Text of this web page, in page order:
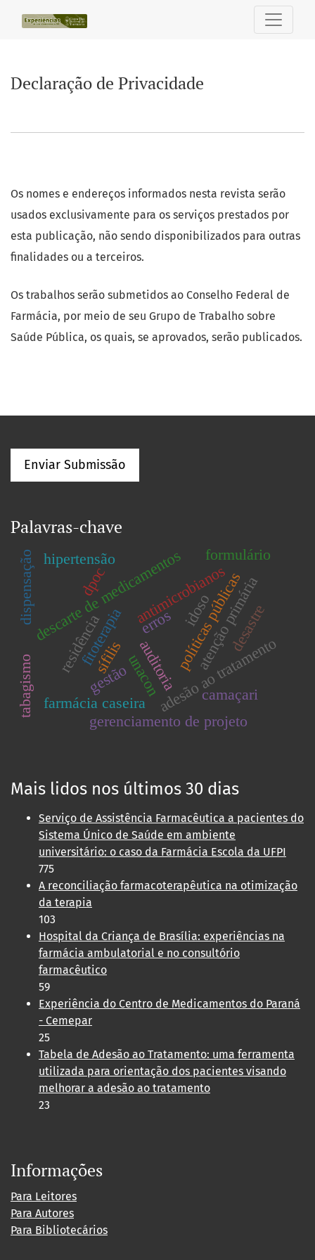
Declaração de Privacidade
Os nomes e endereços informados nesta revista serão
usados exclusivamente para os serviços prestados por
esta publicação, não sendo disponibilizados para outras
finalidades ou a terceiros.
Os trabalhos serão submetidos ao Conselho Federal de
Farmácia, por meio de seu Grupo de Trabalho sobre
Saúde Pública, os quais, se aprovados, serão publicados.
Enviar Submissão
Palavras-chave
adesão ao tratamento
antimicrobianos
camaçari
gestão
políticas públicas
auditoria
fitoterapia
gerenciamento de projeto
descarte de medicamentosatenção primária
farmácia caseira
residência
dpoc
idoso desastre
hipertensão
sífilis
erros
formulário
tabagismo unacon
dispensação
Mais lidos nos últimos 30 dias
Serviço de Assistência Farmacêutica a pacientes do
Sistema Único de Saúde em ambiente
universitário: o caso da Farmácia Escola da UFPI
775
A reconciliação farmacoterapêutica na otimização
da terapia
103
Hospital da Criança de Brasília: experiências na
farmácia ambulatorial e no consultório
farmacêutico
59
Experiência do Centro de Medicamentos do Paraná
- Cemepar
25
Tabela de Adesão ao Tratamento: uma ferramenta
utilizada para orientação dos pacientes visando
melhorar a adesão ao tratamento
23
Informações
Para Leitores
Para Autores
Para Bibliotecários